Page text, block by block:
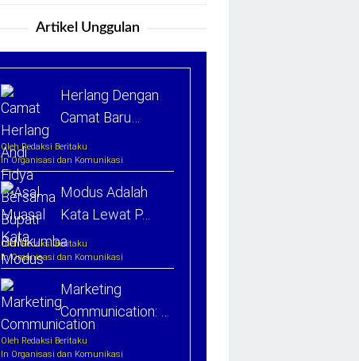
Artikel Unggulan
Herlang Dengan
Camat Baru…
Oleh Redaksi Beritaku
In Organisasi dan Komunikasi
Modus Adalah
Kata Lewat P…
Oleh Redaksi Beritaku
In Organisasi dan Komunikasi
Marketing
Communication: …
Oleh Redaksi Beritaku
In Organisasi dan Komunikasi